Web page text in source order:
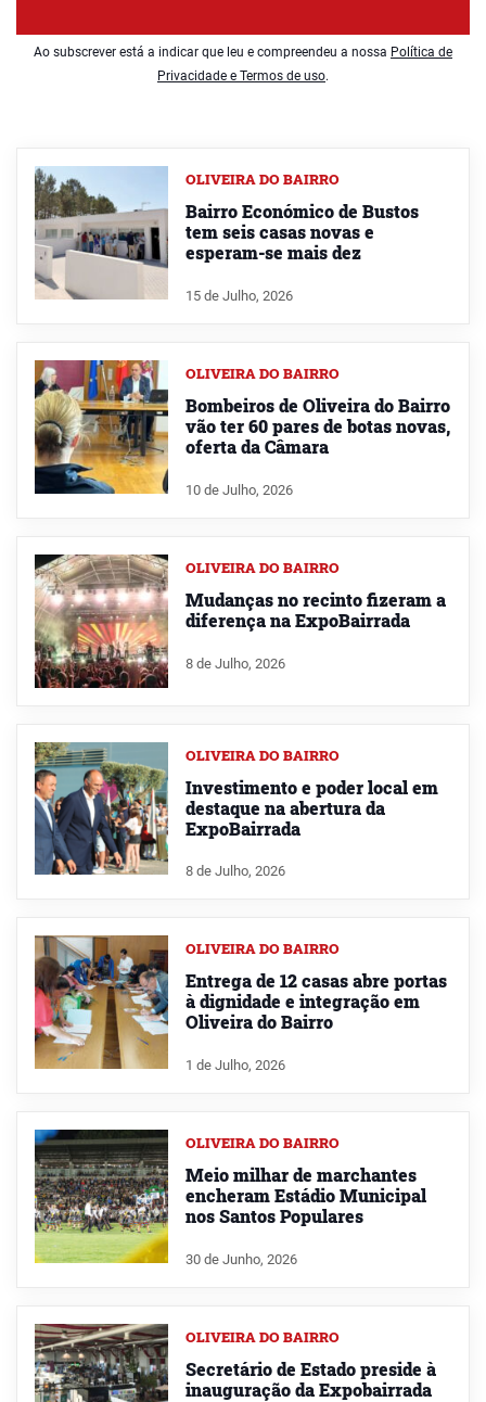
Ao subscrever está a indicar que leu e compreendeu a nossa Política de
Privacidade e Termos de uso.
OLIVEIRA DO BAIRRO
Bairro Económico de Bustos
tem seis casas novas e
esperam-se mais dez
15 de Julho, 2026
OLIVEIRA DO BAIRRO
Bombeiros de Oliveira do Bairro
vão ter 60 pares de botas novas,
oferta da Câmara
10 de Julho, 2026
OLIVEIRA DO BAIRRO
Mudanças no recinto fizeram a
diferença na ExpoBairrada
8 de Julho, 2026
OLIVEIRA DO BAIRRO
Investimento e poder local em
destaque na abertura da
ExpoBairrada
8 de Julho, 2026
OLIVEIRA DO BAIRRO
Entrega de 12 casas abre portas
à dignidade e integração em
Oliveira do Bairro
1 de Julho, 2026
OLIVEIRA DO BAIRRO
Meio milhar de marchantes
encheram Estádio Municipal
nos Santos Populares
30 de Junho, 2026
OLIVEIRA DO BAIRRO
Secretário de Estado preside à
inauguração da Expobairrada